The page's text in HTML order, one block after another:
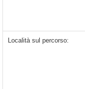
Località sul percorso: